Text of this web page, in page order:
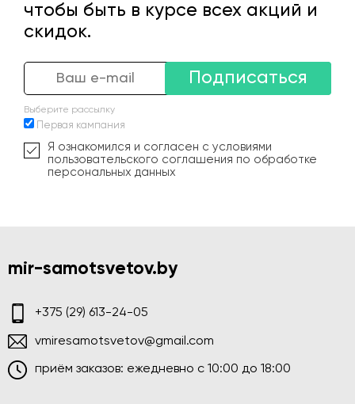
чтобы быть в курсе всех акций и
скидок.
Подписаться
Выберите рассылку
Первая кампания
Я ознакомился и согласен с условиями
пользовательского соглашения по обработке
персональных данных
mir-samotsvetov.by
+375 (29) 613-24-05
vmiresamotsvetov@gmail.com
приём заказов: ежедневно c 10:00 до 18:00